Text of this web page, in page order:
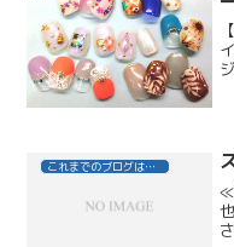
これまでのブログはこちら
≪